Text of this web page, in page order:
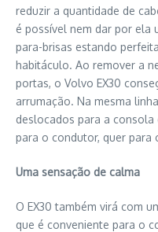
reduzir a quantidade de
é possível nem dar por ela
para-brisas estando
habitáculo. Ao remover a
portas, o Volvo EX30
arrumação. Na mesma
deslocados para a
para o condutor, quer para
Uma sensação de calma
O EX30 também virá com
que é conveniente para o